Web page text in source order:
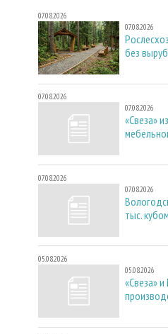
07.08.2026
07.08.2026
без
07.08.2026
07.08.2026
«Свеза»
07.08.2026
07.08.2026
тыс.
05.08.2026
05.08.2026
«Свеза»